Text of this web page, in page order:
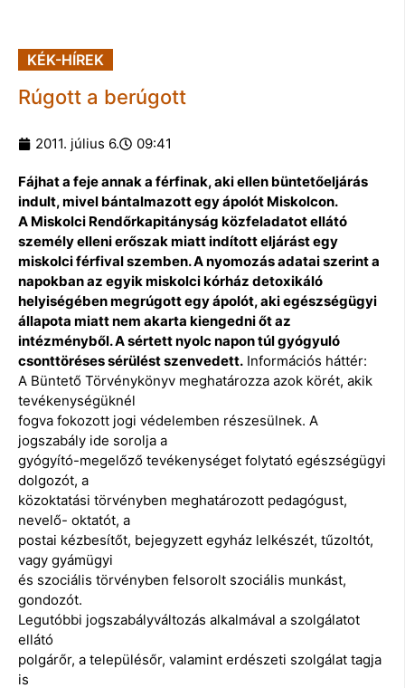
KÉK-HÍREK
Rúgott a berúgott
2011. július 6. 09:41
Fájhat a feje annak a férfinak, aki ellen büntetőeljárás
indult, mivel bántalmazott egy ápolót Miskolcon.
A Miskolci Rendőrkapitányság közfeladatot ellátó
személy elleni erőszak miatt indított eljárást egy
miskolci férfival szemben. A nyomozás adatai szerint a
napokban az egyik miskolci kórház detoxikáló
helyiségében megrúgott egy ápolót, aki egészségügyi
állapota miatt nem akarta kiengedni őt az
intézményből. A sértett nyolc napon túl gyógyuló
csonttöréses sérülést szenvedett. Információs háttér:
A Büntető Törvénykönyv meghatározza azok körét, akik
tevékenységüknél
fogva fokozott jogi védelemben részesülnek. A
jogszabály ide sorolja a
gyógyító-megelőző tevékenységet folytató egészségügyi
dolgozót, a
közoktatási törvényben meghatározott pedagógust,
nevelő- oktatót, a
postai kézbesítőt, bejegyzett egyház lelkészét, tűzoltót,
vagy gyámügyi
és szociális törvényben felsorolt szociális munkást,
gondozót.
Legutóbbi jogszabályváltozás alkalmával a szolgálatot
ellátó
polgárőr, a településőr, valamint erdészeti szolgálat tagja
is